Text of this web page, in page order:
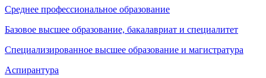
Среднее профессиональное образование
Базовое высшее образование, бакалавриат и специалитет
Специализированное высшее образование и магистратура
Аспирантура